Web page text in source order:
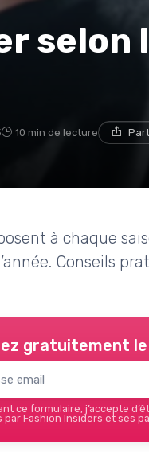
selon
10 min de lecture
à chaque
Conseils
gratuitement
ce formulaire, j’accepte
par Fashion Insiders et ses